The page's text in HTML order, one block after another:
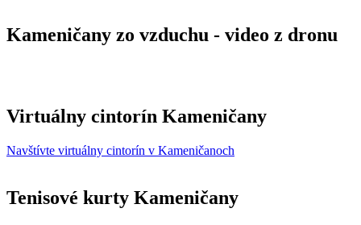
Kameničany zo vzduchu - video z dronu
Virtuálny cintorín Kameničany
Navštívte virtuálny cintorín v Kameničanoch
Tenisové kurty Kameničany